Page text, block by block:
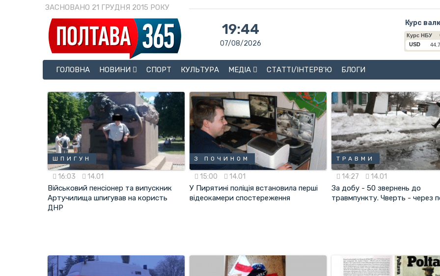
ЗАСНОВАНО 21 ГРУДНЯ 2015 РОКУ
19:44
07/08/2026
Курс
ГОЛОВНА НОВИНИ СПОРТ КУЛЬТУРА МЕДІА СТАТТІ/ІНТЕРВ'Ю БЛОГИ
ШПИГУН
16:03 14.01
Військовий пенсіонер та випускник
Артучилища шпигував на користь
ДНР
З ПОЧИНОМ
15:00 14.01
У Пирятині поліція встановила перші
відеокамери спостереження
ТРАВМИ
14:27 14.01
За добу - 50 звернень до
травмпункту. Чверть - через